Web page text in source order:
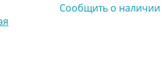
Сообщить о наличии